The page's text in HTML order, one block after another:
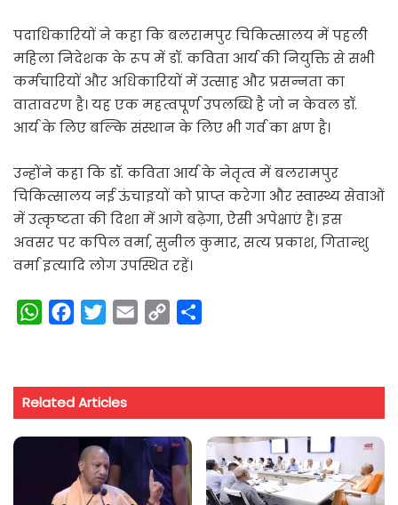
पदाधिकारियों ने कहा कि बलरामपुर चिकित्सालय में पहली
महिला निदेशक के रूप में डॉ. कविता आर्य की नियुक्ति से सभी
कर्मचारियों और अधिकारियों में उत्साह और प्रसन्नता का
वातावरण है। यह एक महत्वपूर्ण उपलब्धि है जो न केवल डॉ.
आर्य के लिए बल्कि संस्थान के लिए भी गर्व का क्षण है।
उन्होंने कहा कि डॉ. कविता आर्य के नेतृत्व में बलरामपुर
चिकित्सालय नई ऊंचाइयों को प्राप्त करेगा और स्वास्थ्य सेवाओं
में उत्कृष्टता की दिशा में आगे बढ़ेगा, ऐसी अपेक्षाएं हैं। इस
अवसर पर कपिल वर्मा, सुनील कुमार, सत्य प्रकाश, गितान्शु
वर्मा इत्यादि लोग उपस्थित रहें।
W
t
s
A
e
b
o
o
k
t
t
e
r
i
y
i
n
k
r
Related Articles